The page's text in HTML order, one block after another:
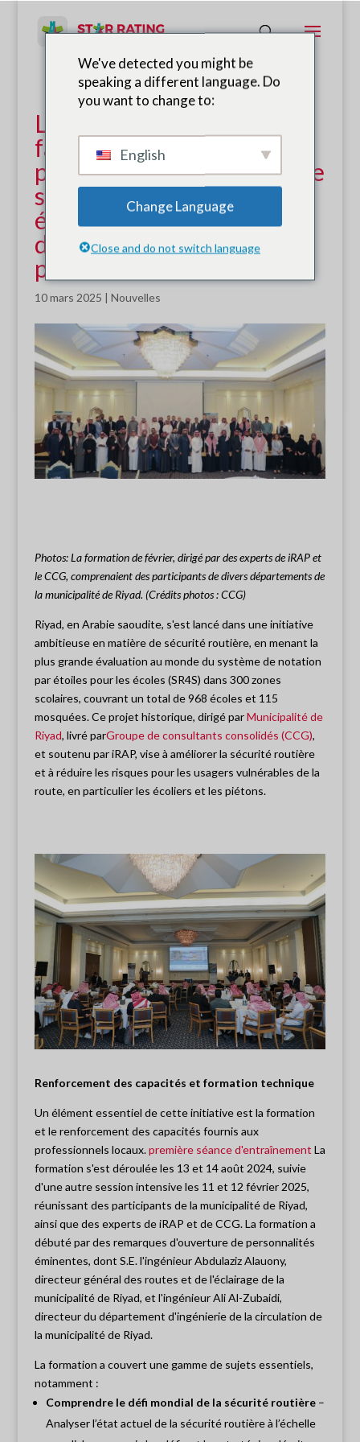
L'engagement de Riyad en
faveur de zones scolaires
plus sûres : formation sur le
système de notation par
étoiles pour les écoles
destinée aux
professionnels locaux
10 mars 2025 | Nouvelles
Photos:La formation de février, dirigépar des experts deiRAPet
le CCG, comprenaient des participants de divers départements de
la municipalité de Riyad. (Crédits photos : CCG)
Riyad, en Arabie saoudite, s'est lancé dans une initiative
ambitieuse en matière de sécurité routière, en menant la
plus grande évaluation au monde du système de notation
par étoiles pour les écoles (SR4S) dans 300 zones
scolaires, couvrant un total de 968 écoles et 1 15
mosquées. Ce projet historique, dirigé parMunicipalité de
Riyad, livréparGroupe de consultants consolidés (CCG),
et soutenu pariRAP, vise à améliorer la sécurité routière
et à réduire les risques pour les usagers vulnérables de la
route, en particulier les écoliers et les piétons.
Renforcement des capacités et formation technique
Un élément essentiel de cette initiative est la formation
et le renforcement des capacités fournis aux
professionnels locaux.première séance d'entraînement La
formation s'est déroulée les 13 et 14 août 2024, suivie
d'une autre session intensive les 11 et 12 février 2025,
réunissant des participants de la municipalité de Riyad,
ainsi que des experts de iRAP et de CCG. La formation a
débuté par des remarques d'ouverture de personnalités
éminentes, dont S.E. l'ingénieur Abdulaziz Alauony,
directeur général des routes et de l'éclairage de la
municipalité de Riyad, et l'ingénieur Ali Al-Zubaidi,
directeur du département d'ingénierie de la circulation de
la municipalité de Riyad.
La formation a couvert une gamme de sujets essentiels,
notamment :
Comprendre le défi mondial de la sécurité routière–
Analyser l’état actuel de la sécurité routière à l’échelle
We've detected you might be
speaking a different language. Do
you want to change to:
English
Change Language
Close and do not switch language